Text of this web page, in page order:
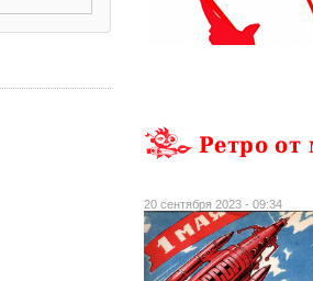
Ретро от
20 сентября 2023 - 09:34